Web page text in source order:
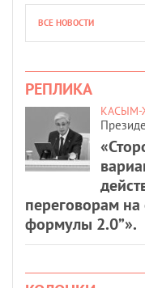
ВСЕ НОВОСТИ
РЕПЛИКА
КАСЫМ-
переговорам на
формулы 2.0”».